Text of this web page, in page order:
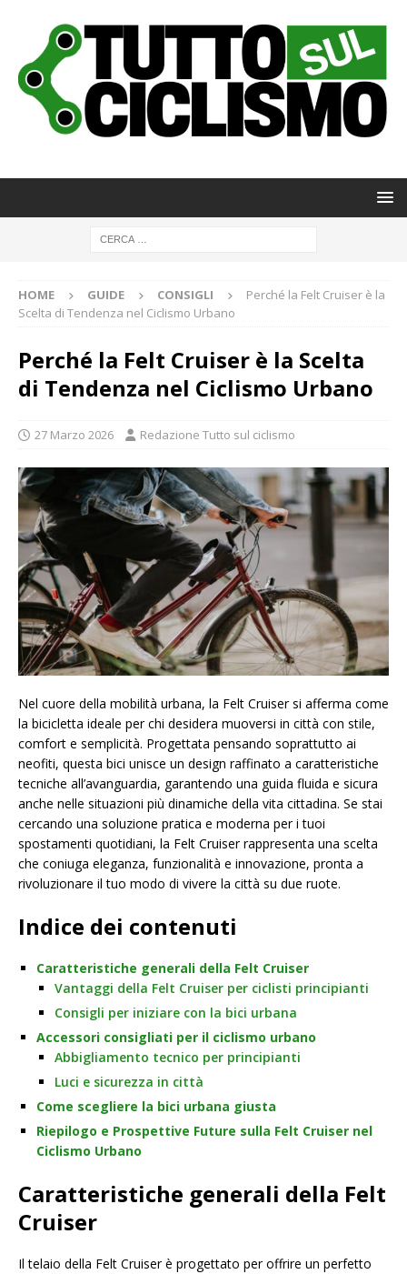
HOME GUIDE CONSIGLI
Perché la Felt Cruiser è la
Scelta di Tendenza nel Ciclismo Urbano
Perché la Felt Cruiser è la Scelta
di Tendenza nel Ciclismo Urbano
27 Marzo 2026 Redazione Tutto sul ciclismo
Nel cuore della mobilità urbana, la Felt Cruiser si afferma come
la bicicletta ideale per chi desidera muoversi in città con stile,
comfort e semplicità. Progettata pensando soprattutto ai
neofiti, questa bici unisce un design raffinato a caratteristiche
tecniche all’avanguardia, garantendo una guida fluida e sicura
anche nelle situazioni più dinamiche della vita cittadina. Se stai
cercando una soluzione pratica e moderna per i tuoi
spostamenti quotidiani, la Felt Cruiser rappresenta una scelta
che coniuga eleganza, funzionalità e innovazione, pronta a
rivoluzionare il tuo modo di vivere la città su due ruote.
Indice dei contenuti
Caratteristiche generali della Felt Cruiser
Vantaggi della Felt Cruiser per ciclisti principianti
Consigli per iniziare con la bici urbana
Accessori consigliati per il ciclismo urbano
Abbigliamento tecnico per principianti
Luci e sicurezza in città
Come scegliere la bici urbana giusta
Riepilogo e Prospettive Future sulla Felt Cruiser nel
Ciclismo Urbano
Caratteristiche generali della Felt
Cruiser
Il telaio della Felt Cruiser è progettato per offrire un perfetto